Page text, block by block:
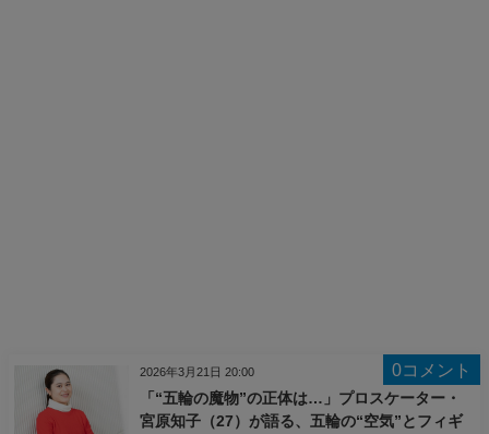
0コメント
「“五輪の魔物”の正体は…」プロスケーター・
宮原知子（27）が語る、五輪の“空気”とフィギ
2026年3月21日 20:00